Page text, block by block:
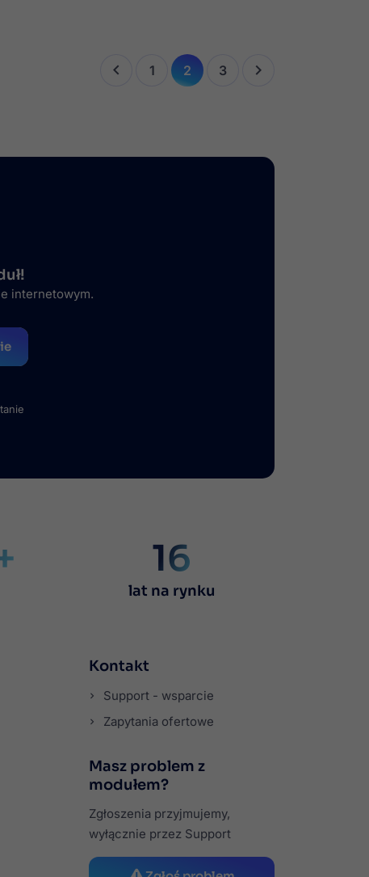
 1 2 3 
internetowym.
16
lat na rynku
Kontakt
Support - wsparcie
Zapytania ofertowe
Masz problem z
modułem?
Zgłoszenia przyjmujemy,
wyłącznie przez Support